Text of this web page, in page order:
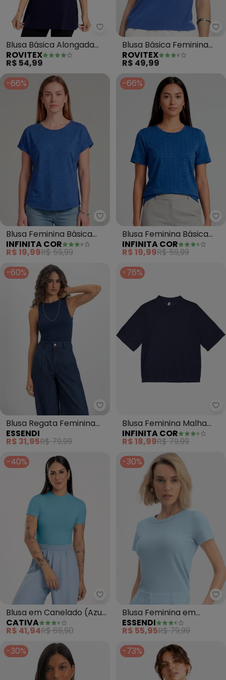
Rovitex - Blusa Básica
Blusa Básica Alongada
Feminina (Azul)
ROVITEX
R$ 54,99
Blusa Básica Feminina
(Azul)
ROVITEX
R$ 49,99
-66%
Infinita Cor - Blusa Feminina
Blusa Feminina Básica
Manga Curta (Azul)
INFINITA COR
R$ 19,99R$ 59,99
-66%
Blusa Feminina Básica
(Azul)
INFINITA COR
R$ 19,99R$ 59,99
-60%
Essendi - Blusa Regata
Blusa Regata Feminina
em Ribana (Azul)
ESSENDI
R$ 31,95R$ 79,99
-76%
Blusa Feminina Malha
Screen Infinita Cor (Azul)
INFINITA COR
R$ 18,99R$ 79,99
-40%
Cativa - Blusa em Canelado
Blusa em Canelado (Azul
Claro)
CATIVA
R$ 41,94R$ 69,90
-30%
Blusa Feminina em
Ribana Canelada (Azul)
ESSENDI
R$ 55,95R$ 79,99
-30%
-73%